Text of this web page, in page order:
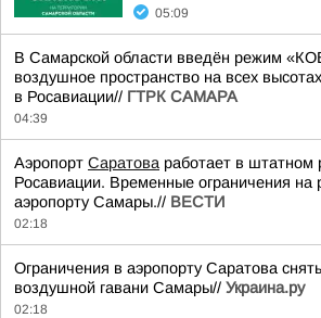
05:09
В Самарской области введён режим
воздушное пространство на всех
в Росавиации// ГТРК САМАРА
04:39
Аэропорт Саратова работает в
Росавиации. Временные ограничения на
аэропорту Самары.// ВЕСТИ
02:18
Ограничения в аэропорту Саратова
воздушной гавани Самары// Украина.ру
02:18